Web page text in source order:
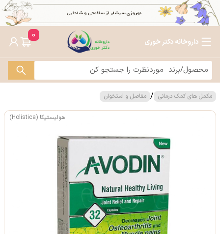
داروخانه دکتر خوری
0
مکمل های کمک درمانی / مفاصل و استخوان
هولیستیکا (Holistica)